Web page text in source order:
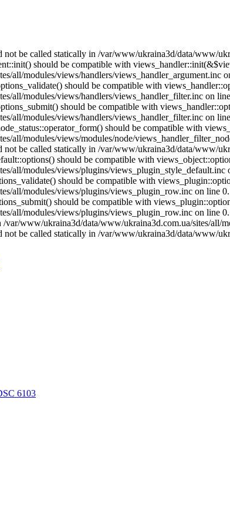
be called statically in /var/www/ukraina3d/data/www/
should be compatible with
all/modules/views/handlers/views_handler_argument.inc
should be compatible with
all/modules/views/handlers/views_handler_filter.inc on
should be compatible with
all/modules/views/handlers/views_handler_filter.inc on
should be compatible with
all/modules/views/modules/node/
be called statically in /var/www/ukraina3d/data/www/
should be compatible with
all/modules/views/plugins/views_plugin_style_default.inc
should be compatible with
all/modules/views/plugins/views_plugin_row.inc on line 0.
should be compatible with
all/modules/views/plugins/views_plugin_row.inc on line 0.
www/ukraina3d/data/www/ukraina3d.com.ua/sites/all/
be called statically in /var/www/ukraina3d/data/www/